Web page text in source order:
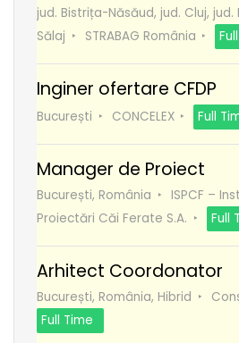
jud. Bistrița-Năsăud, jud. Cluj, jud.
Sălaj
STRABAG România
Inginer ofertare CFDP
București CONCELEX Full
Manager de Proiect
București, România
ISPCF –
Proiectări Căi Ferate S.A.
Full
Arhitect Coordonator
București, România, Hibrid
Full Time